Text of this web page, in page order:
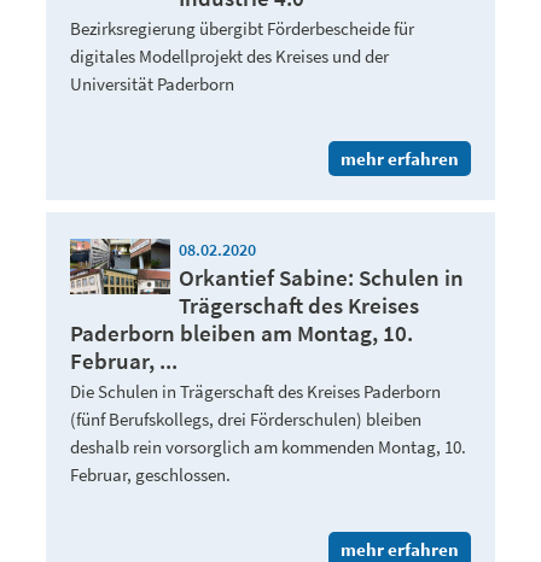
Bezirksregierung übergibt Förderbescheide für
digitales Modellprojekt des Kreises und der
Universität Paderborn
mehr erfahren
08.02.2020
Orkantief Sabine: Schulen in
Trägerschaft des Kreises
Paderborn bleiben am Montag, 10.
Februar, ...
Die Schulen in Trägerschaft des Kreises Paderborn
(fünf Berufskollegs, drei Förderschulen) bleiben
deshalb rein vorsorglich am kommenden Montag, 10.
Februar, geschlossen.
mehr erfahren